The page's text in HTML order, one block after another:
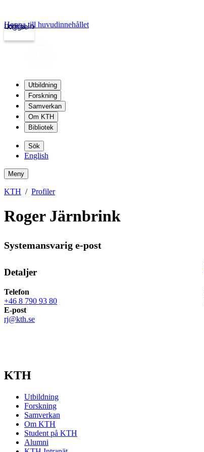
kth.se
Logga in
Hoppa till huvudinnehållet
Utbildning
Forskning
Samverkan
Om KTH
Bibliotek
Sök
English
Meny
KTH Profiler
Roger Järnbrink
Systemansvarig e-post
Detaljer
Telefon
+46 8 790 93 80
E-post
rj@kth.se
KTH
Utbildning
Forskning
Samverkan
Om KTH
Student på KTH
Alumni